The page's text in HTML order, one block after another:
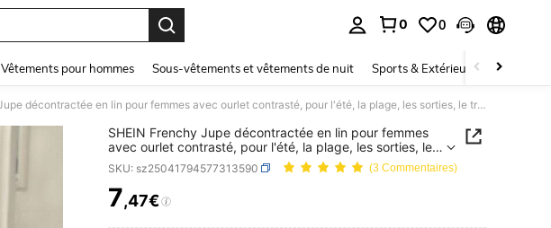
0 0
Vêtements pour hommes Sous-vêtements et vêtements de nuit Sports & Extérieur Enfants
SHEIN Frenchy Jupe décontractée en lin pour femmes avec ourlet contrasté, pour l'été, la plage, les sorties, le travail, l'automne, le 4 juillet, les enseignants
SHEIN Frenchy Jupe décontractée en lin pour femmes
avec ourlet contrasté, pour l'été, la plage, les sorties, le
travail, l'automne, le 4 juillet, les enseignants
SKU: sz25041794577313590 (3 Commentaires)
PRICE AND AVAILABILITY
7,47€